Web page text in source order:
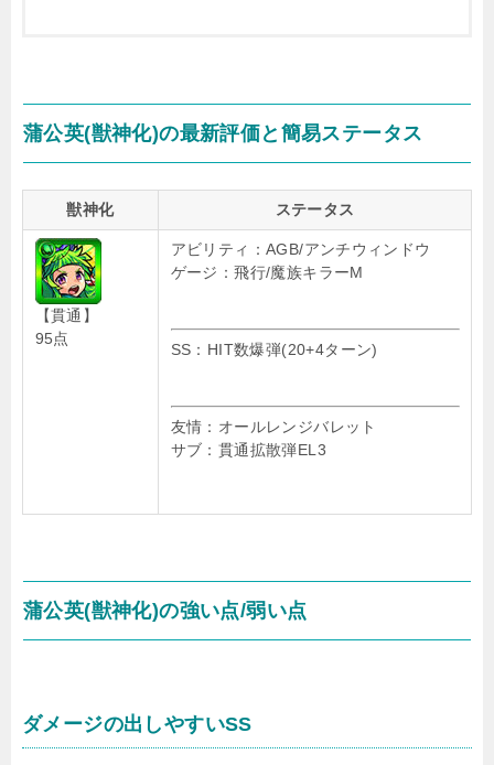
蒲公英(獣神化)の最新評価と簡易ステータス
獣神化 ステータス
【貫通】
95点
アビリティ：AGB/アンチウィンドウ
ゲージ：飛行/魔族キラーM
SS：HIT数爆弾(20+4ターン)
友情：オールレンジバレット
サブ：貫通拡散弾EL3
蒲公英(獣神化)の強い点/弱い点
ダメージの出しやすいSS